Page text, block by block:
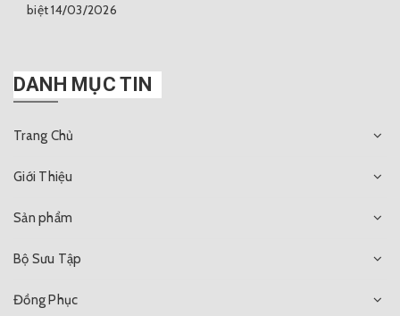
biệt 14/03/2026
DANH MỤC TIN
Trang Chủ
Giới Thiệu
Sản phẩm
Bộ Sưu Tập
Đồng Phục